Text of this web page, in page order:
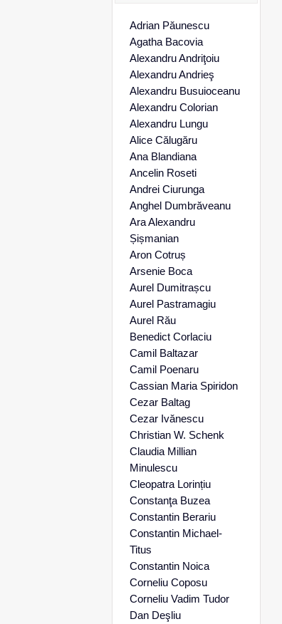
Adrian Păunescu
Agatha Bacovia
Alexandru Andriţoiu
Alexandru Andrieş
Alexandru Busuioceanu
Alexandru Colorian
Alexandru Lungu
Alice Călugăru
Ana Blandiana
Ancelin Roseti
Andrei Ciurunga
Anghel Dumbrăveanu
Ara Alexandru
Șișmanian
Aron Cotruș
Arsenie Boca
Aurel Dumitrașcu
Aurel Pastramagiu
Aurel Rău
Benedict Corlaciu
Camil Baltazar
Camil Poenaru
Cassian Maria Spiridon
Cezar Baltag
Cezar Ivănescu
Christian W. Schenk
Claudia Millian
Minulescu
Cleopatra Lorințiu
Constanţa Buzea
Constantin Berariu
Constantin Michael-
Titus
Constantin Noica
Corneliu Coposu
Corneliu Vadim Tudor
Dan Deşliu